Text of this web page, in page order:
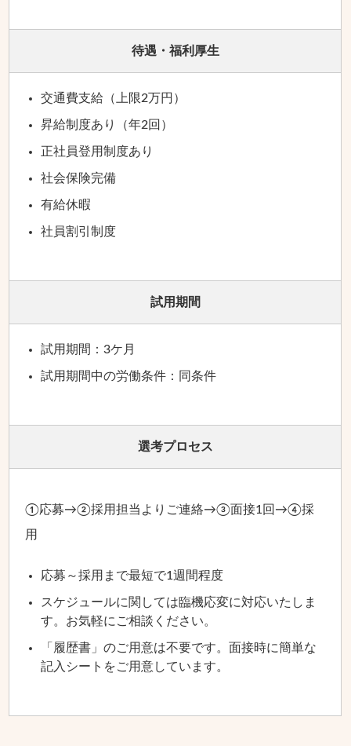
待遇・福利厚生
交通費支給（上限2万円）
昇給制度あり（年2回）
正社員登用制度あり
社会保険完備
有給休暇
社員割引制度
試用期間
試用期間：3ケ月
試用期間中の労働条件：同条件
選考プロセス
①応募→②採用担当よりご連絡→③面接1回→④採
用
応募～採用まで最短で1週間程度
スケジュールに関しては臨機応変に対応いたしま
す。 お気軽にご相談ください。
「履歴書」のご用意は不要です。 面接時に簡単な
記入シートをご用意しています。